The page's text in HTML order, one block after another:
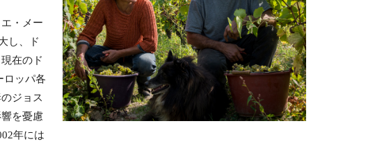
・メー
し、ド
在のド
ロッパ各
ジョス
を憂慮
年には